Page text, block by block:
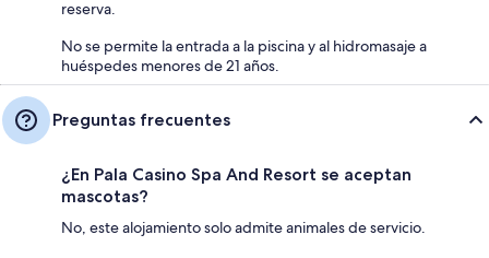
reserva.
No se permite la entrada a la piscina y al hidromasaje a
huéspedes menores de 21 años.
Preguntas frecuentes
¿En Pala Casino Spa And Resort se aceptan
mascotas?
No, este alojamiento solo admite animales de servicio.